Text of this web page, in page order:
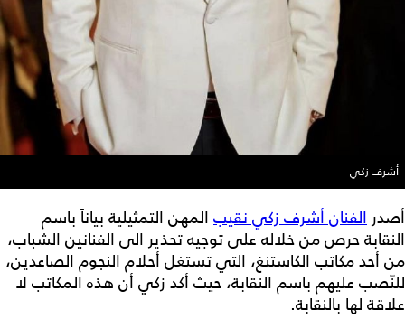
أشرف زكي
أصدرالفنان أشرف زكي نقيب المهن التمثيلية بياناً باسم
النقابة حرص من خلاله على توجيه تحذير الى الفنانين الشباب،
من أحد مكاتب الكاستنغ، التي تستغل أحلام النجوم الصاعدين،
للنّصب عليهم باسم النقابة، حيث أكد زكي أن هذه المكاتب لا
علاقة لها بالنقابة.